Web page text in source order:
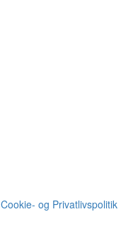
Cookie- og Privatlivspolitik